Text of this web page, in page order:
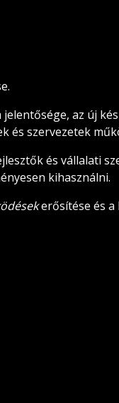
az új
és szervezetek
és vállalati
kihasználni.
erősítése és a